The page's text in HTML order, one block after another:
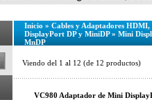
Inicio » Cables y Adaptadores
DisplayPort DP y MiniDP» Mini
MnDP
Viendo del 1 al 12 (de 12 productos)
VC980 Adaptador de Mini